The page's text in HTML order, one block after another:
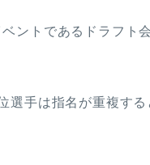
ントであるドラフト
選手は指名が重複す